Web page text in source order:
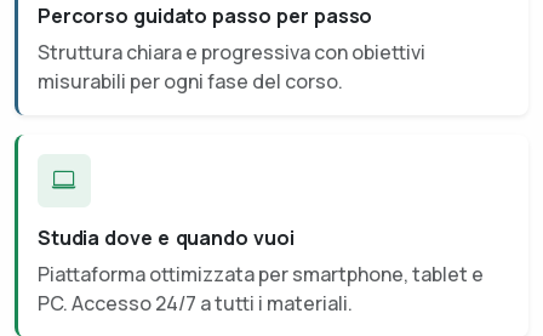
Percorso guidato passo per passo
Struttura chiara e progressiva con obiettivi
misurabili per ogni fase del corso.
Studia dove e quando vuoi
Piattaforma ottimizzata per smartphone, tablet e
PC. Accesso 24/7 a tutti i materiali.